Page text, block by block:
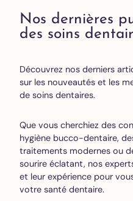
Nos dernières
des soins
Découvrez nos derniers
sur les nouveautés et les
de soins dentaires.
Que vous cherchiez des
hygiène bucco-dentaire,
traitements modernes ou
sourire éclatant, nos
et leur expérience pour
votre santé dentaire.